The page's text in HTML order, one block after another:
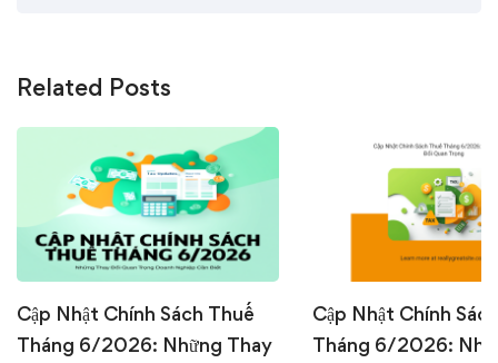
Related Posts
Cập Nhật Chính Sách Thuế
Tháng 6/2026: Những Thay
Cập Nhật Chính
Tháng 6/2026: